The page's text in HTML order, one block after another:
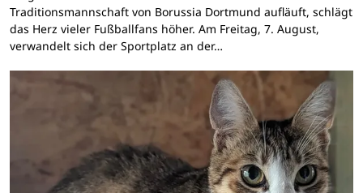
Traditionsmannschaft von Borussia Dortmund aufläuft, schlägt
das Herz vieler Fußballfans höher. Am Freitag, 7. August,
verwandelt sich der Sportplatz an der…